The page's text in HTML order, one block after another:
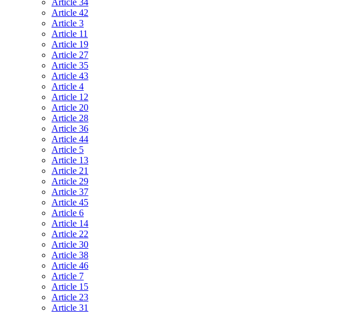
Article 34
Article 42
Article 3
Article 11
Article 19
Article 27
Article 35
Article 43
Article 4
Article 12
Article 20
Article 28
Article 36
Article 44
Article 5
Article 13
Article 21
Article 29
Article 37
Article 45
Article 6
Article 14
Article 22
Article 30
Article 38
Article 46
Article 7
Article 15
Article 23
Article 31